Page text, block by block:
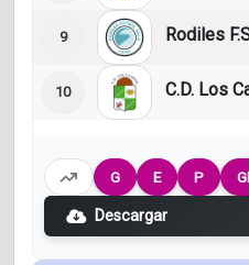
9 Rodiles
10 C.D. Los
G E P
Descargar